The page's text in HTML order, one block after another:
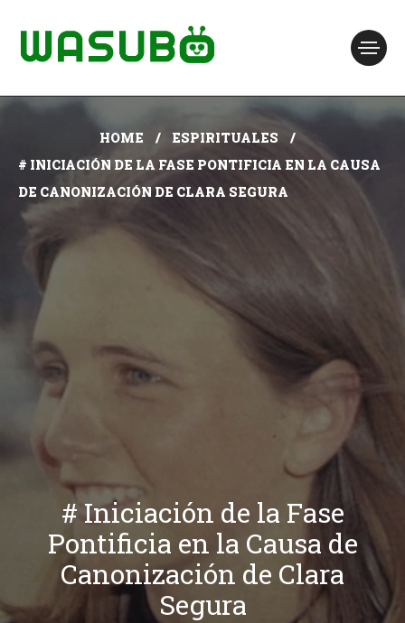
HOME
ESPIRITUALES
# INICIACIÓN DE LA FASE PONTIFICIA EN LA CAUSA
DE CANONIZACIÓN DE CLARA SEGURA
# Iniciación de la Fase
Pontificia en la Causa de
Canonización de Clara
Segura